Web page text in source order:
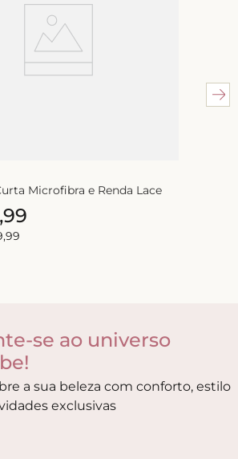
Microfibra e Renda Lace
,99
,99
se ao universo
a sua beleza com conforto, estilo
exclusivas